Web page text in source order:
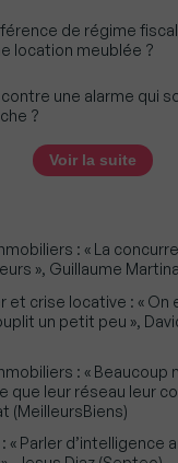
de régime
location meublée ?
une alarme qui
?
Voir la suite
: « La
», Guillaume
et crise locative : « On
un petit peu »,
: « Beaucoup
que leur réseau leur
(MeilleursBiens)
« Parler d’intelligence